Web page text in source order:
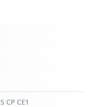
CP CE1